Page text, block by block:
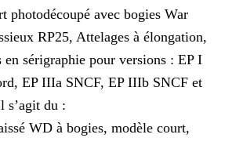
photodécoupé avec bogies War
RP25, Attelages à élongation,
en sérigraphie pour versions : EP I
EP IIIa SNCF, EP IIIb SNCF et
s’agit du :
WD à bogies, modèle court,